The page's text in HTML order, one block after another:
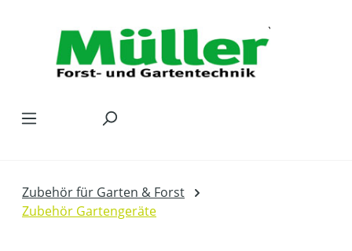
Zubehör für Garten & Forst
Zubehör Gartengeräte